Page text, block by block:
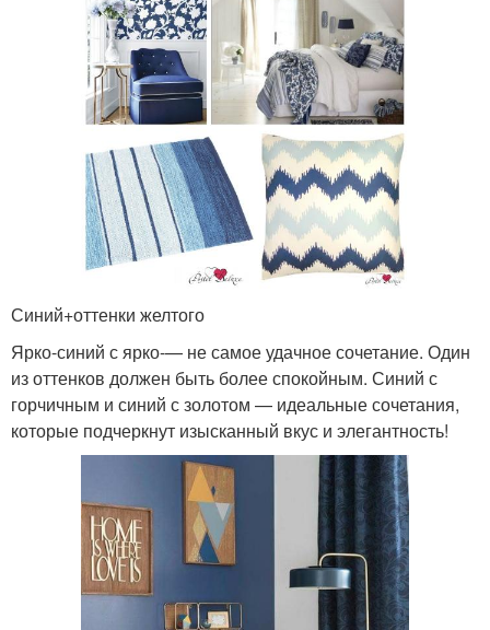
Синий+оттенки желтого
Ярко-синий с ярко-— не самое удачное сочетание. Один
из оттенков должен быть более спокойным. Синий с
горчичным и синий с золотом — идеальные сочетания,
которые подчеркнут изысканный вкус и элегантность!